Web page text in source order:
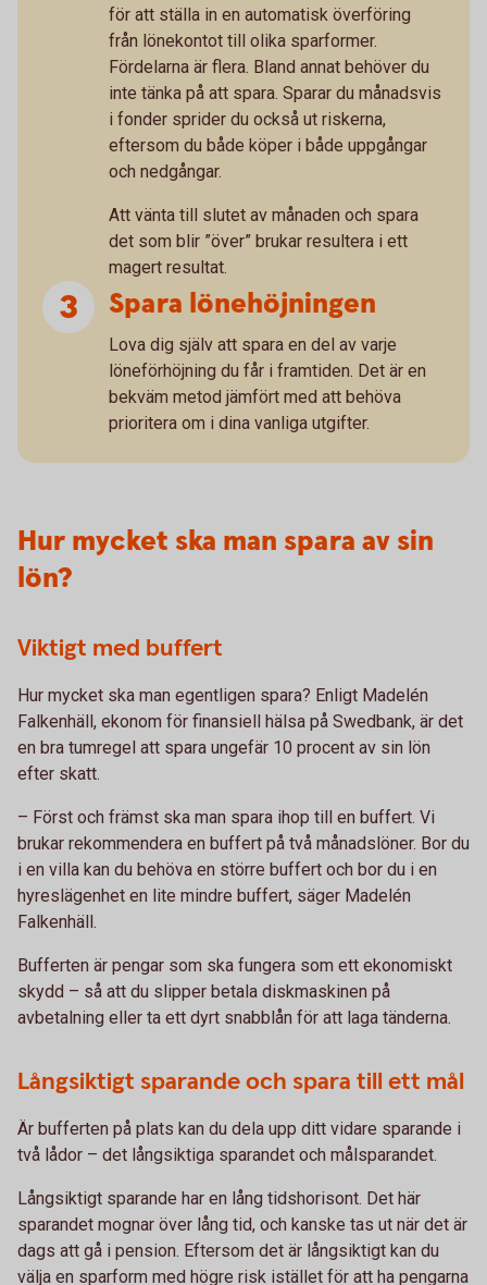
för att ställa in en automatisk överföring
från lönekontot till olika sparformer.
Fördelarna är flera. Bland annat behöver du
inte tänka på att spara. Sparar du månadsvis
i fonder sprider du också ut riskerna,
eftersom du både köper i både uppgångar
och nedgångar.
Att vänta till slutet av månaden och spara
det som blir ”över” brukar resultera i ett
magert resultat.
Spara lönehöjningen
Lova dig själv att spara en del av varje
löneförhöjning du får i framtiden. Det är en
bekväm metod jämfört med att behöva
prioritera om i dina vanliga utgifter.
Hur mycket ska man spara av sin
lön?
Viktigt med buffert
Hur mycket ska man egentligen spara? Enligt Madelén
Falkenhäll, ekonom för finansiell hälsa på Swedbank, är det
en bra tumregel att spara ungefär 10 procent av sin lön
efter skatt.
– Först och främst ska man spara ihop till en buffert. Vi
brukar rekommendera en buffert på två månadslöner. Bor du
i en villa kan du behöva en större buffert och bor du i en
hyreslägenhet en lite mindre buffert, säger Madelén
Falkenhäll.
Bufferten är pengar som ska fungera som ett ekonomiskt
skydd – så att du slipper betala diskmaskinen på
avbetalning eller ta ett dyrt snabblån för att laga tänderna.
Långsiktigt sparande och spara till ett mål
Är bufferten på plats kan du dela upp ditt vidare sparande i
två lådor – det långsiktiga sparandet och målsparandet.
Långsiktigt sparande har en lång tidshorisont. Det här
sparandet mognar över lång tid, och kanske tas ut när det är
dags att gå i pension. Eftersom det är långsiktigt kan du
välja en sparform med högre risk istället för att ha pengarna